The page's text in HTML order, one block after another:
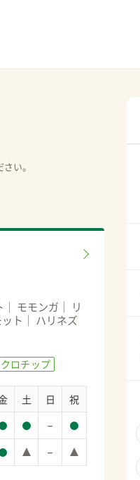
い。
モモンガ
リ
ト
ハリネズ
ロチップ
土 日
祝
－
－